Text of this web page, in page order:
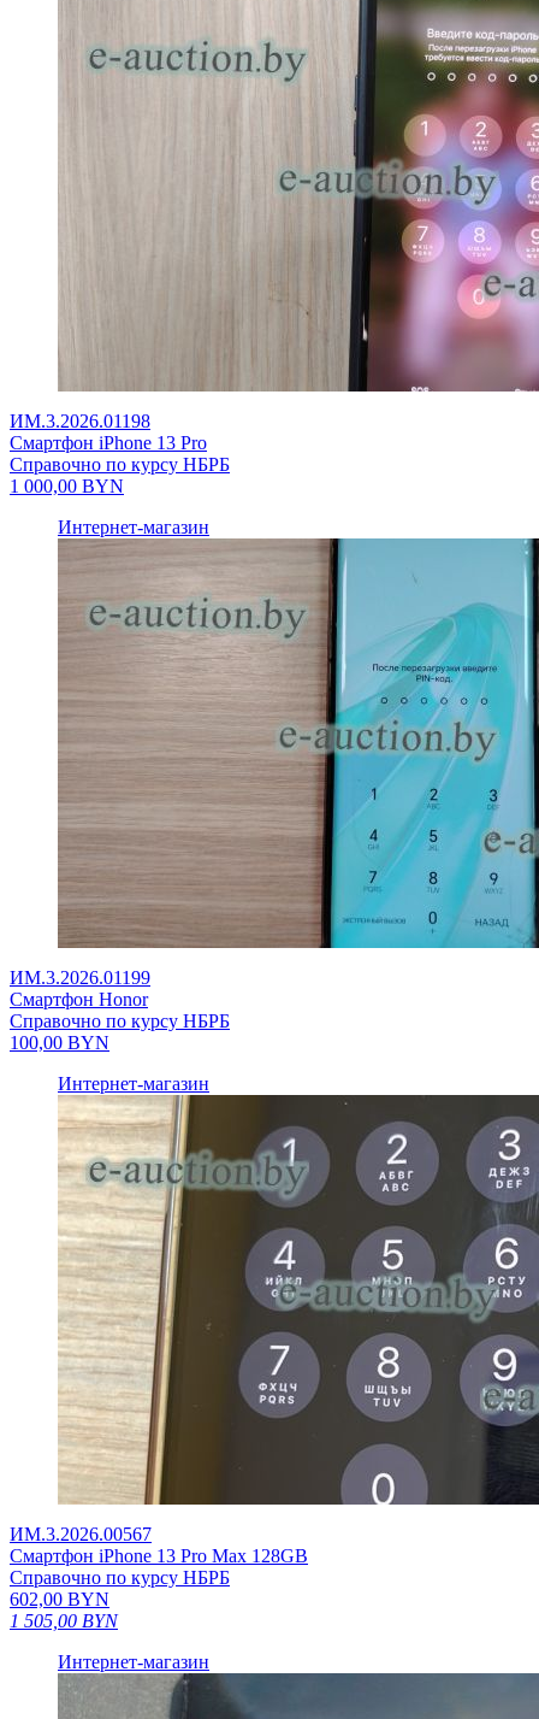
ИМ.3.2026.01198
Смартфон iPhone 13 Pro
Справочно по курсу НБРБ
1 000,00 BYN
Интернет-магазин
ИМ.3.2026.01199
Смартфон Honor
Справочно по курсу НБРБ
100,00 BYN
Интернет-магазин
ИМ.3.2026.00567
Смартфон iPhone 13 Pro Max 128GB
Справочно по курсу НБРБ
602,00 BYN
1 505,00 BYN
Интернет-магазин